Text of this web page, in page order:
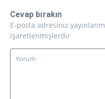
Cevap bırakın
E-posta adresiniz
işaretlenmişlerdir